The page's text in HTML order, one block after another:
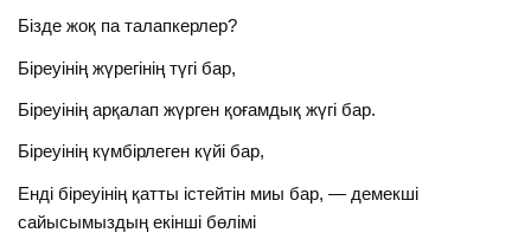
Бізде жоқ па талапкерлер?
Біреуінің жүрегінің түгі бар,
Біреуінің арқалап жүрген қоғамдық жүгі бар.
Біреуінің күмбірлеген күйі бар,
Енді біреуінің қатты істейтін миы бар, — демекші
сайысымыздың екінші бөлімі